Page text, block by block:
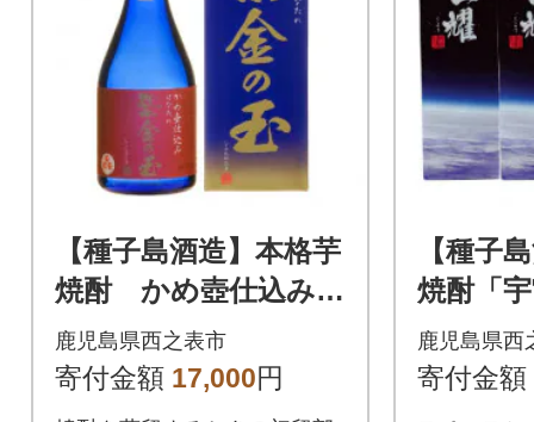
【種子島酒造】本格芋
焼酎 かめ壺仕込み
「はなたれ 紫金の
玉」(44.9度) 300ml×
鹿児島県西之表市
寄付金額 17,000円
【種子
焼酎「
耀」
本セット
鹿児島県西
寄付金額